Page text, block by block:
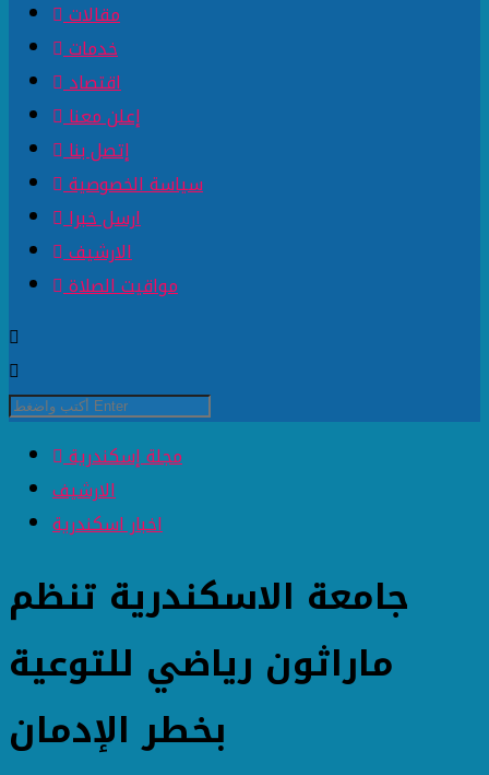
مقالات
خدمات
اقتصاد
إعلن معنا
إتصل بنا
سياسة الخصوصية
ارسل خبرا
الارشيف
مواقيت الصلاة
مجلة إسكندرية
الارشيف
اخبار اسكندرية
جامعة الاسكندرية تنظم
ماراثون رياضي للتوعية
بخطر الإدمان